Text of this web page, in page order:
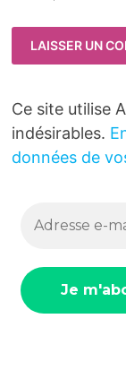
Ce site utilise
indésirables.
données de